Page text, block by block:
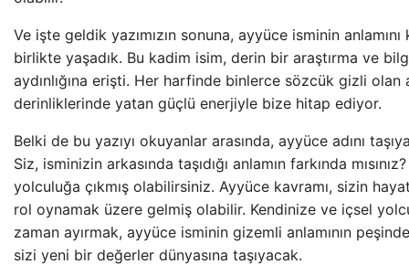
Ve işte geldik yazımızın sonuna, ayyüce isminin
birlikte yaşadık. Bu kadim isim, derin bir araştırma ve
aydınlığına erişti. Her harfinde binlerce sözcük gizli olan
derinliklerinde yatan güçlü enerjiyle bize hitap ediyor.
Belki de bu yazıyı okuyanlar arasında, ayyüce adını
Siz, isminizin arkasında taşıdığı anlamın farkında
yolculuğa çıkmış olabilirsiniz. Ayyüce kavramı, sizin
rol oynamak üzere gelmiş olabilir. Kendinize ve içsel
zaman ayırmak, ayyüce isminin gizemli anlamının
sizi yeni bir değerler dünyasına taşıyacak.